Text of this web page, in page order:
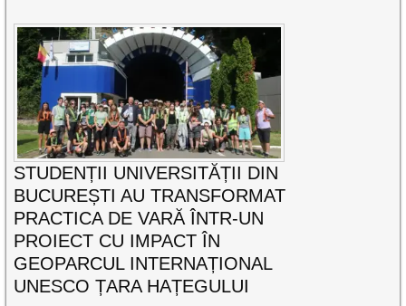
STUDENȚII UNIVERSITĂȚII DIN
BUCUREȘTI AU TRANSFORMAT
PRACTICA DE VARĂ ÎNTR-UN
PROIECT CU IMPACT ÎN
GEOPARCUL INTERNAȚIONAL
UNESCO ȚARA HAȚEGULUI